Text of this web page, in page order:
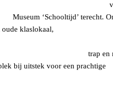
met het
glas-in- lood
veel meer
voor